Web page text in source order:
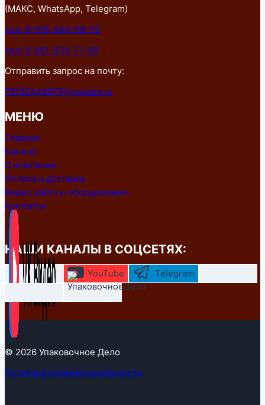
(МАКС, WhatsApp, Telegram)
тел: 8-918-544-99-75
тел: 8-951-839-71-89
Отправить запрос на почту:
79185449975@yandex.ru
МЕНЮ
Главная
Каталог
О компании
Оплата и доставка
Видео работы оборудования
Контакты
НАШИ КАНАЛЫ В СОЦСЕТЯХ:
YouTube Telegram
© 2026 Упаковочное Дело
Политика конфиденциальности